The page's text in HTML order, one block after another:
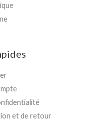
et de retour